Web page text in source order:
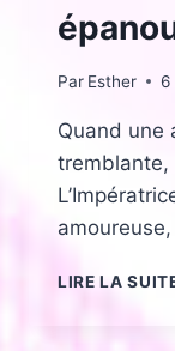
Par Esther 6
Quand une
tremblante,
LIRE LA